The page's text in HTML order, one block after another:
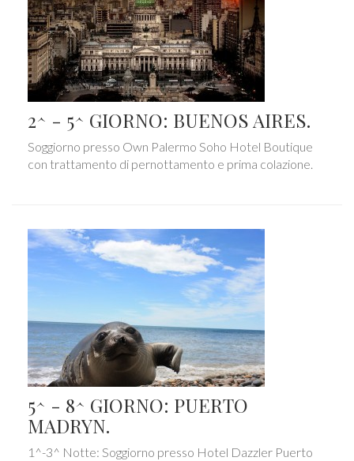
2^ - 5^ GIORNO: BUENOS AIRES.
Soggiorno presso Own Palermo Soho Hotel Boutique
con trattamento di pernottamento e prima colazione.
5^ - 8^ GIORNO: PUERTO
MADRYN.
1^-3^ Notte: Soggiorno presso Hotel Dazzler Puerto